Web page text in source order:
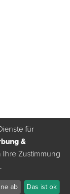
für
&
Ihre Zustimmung
ab Das ist ok